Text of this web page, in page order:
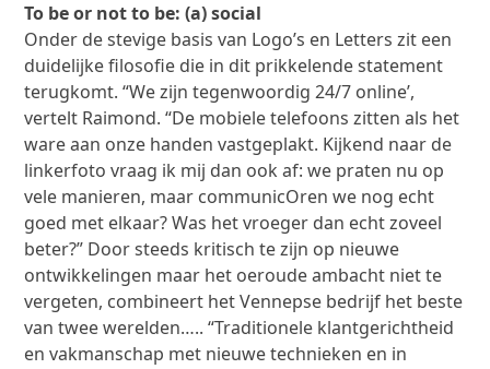
To be or not to be: (a) social
Onder de stevige basis van Logo’s en Letters zit een
duidelijke filosofie die in dit prikkelende statement
terugkomt. “We zijn tegenwoordig 24/7 online’,
vertelt Raimond. “De mobiele telefoons zitten als het
ware aan onze handen vastgeplakt. Kijkend naar de
linkerfoto vraag ik mij dan ook af: we praten nu op
vele manieren, maar communicОren we nog echt
goed met elkaar? Was het vroeger dan echt zoveel
beter?” Door steeds kritisch te zijn op nieuwe
ontwikkelingen maar het oeroude ambacht niet te
vergeten, combineert het Vennepse bedrijf het beste
van twee werelden….. “Traditionele klantgerichtheid
en vakmanschap met nieuwe technieken en in